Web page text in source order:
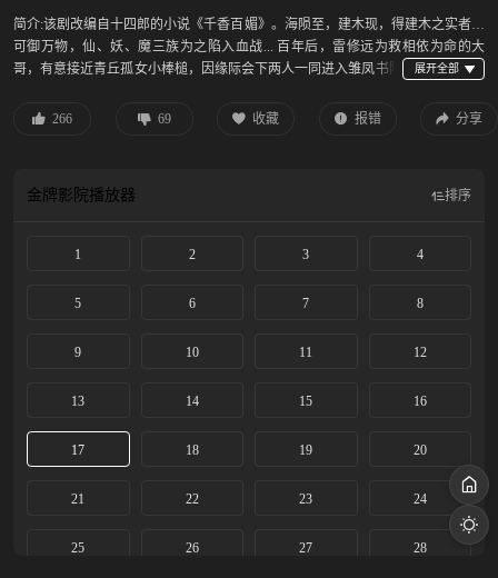
简介:该剧改编自十四郎的小说《千香百媚》。海陨至，建木现，得建木之实者，
可御万物，仙、妖、魔三族为之陷入血战... 百年后，雷修远为救相依为命的大
哥，有意接近青丘孤女小棒槌，因缘际会下两人一同进入雏凤书院
修远也从好友到互相倾慕，最终进入同一门派，就在两颗心越靠越近之时，身世
身世背景的设定又让他们相爱而不得。最终，二人勇敢对抗宿命，炼化自身换回
266 69 收藏 报错 分享
金牌影院播放器 排序
1 2 3 4
5 6 7 8
9 10 11 12
13 14 15 16
17 18 19 20
21 22 23 24
25 26 27 28